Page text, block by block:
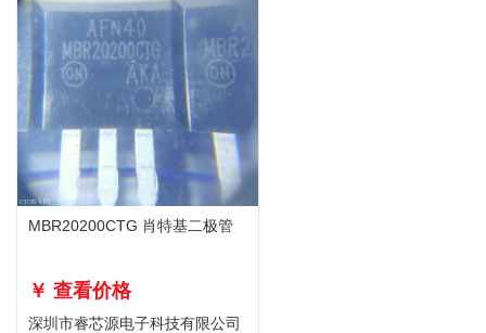
MBR20200CTG 肖特基二极管
￥ 查看价格
深圳市睿芯源电子科技有限公司